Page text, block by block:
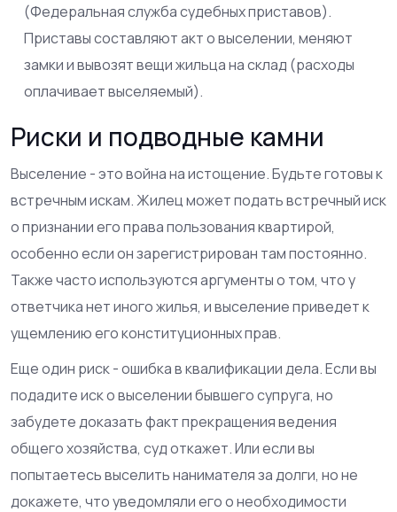
(Федеральная служба судебных приставов).
Приставы составляют акт о выселении, меняют
замки и вывозят вещи жильца на склад (расходы
оплачивает выселяемый).
Риски и подводные камни
Выселение - это война на истощение. Будьте готовы к
встречным искам. Жилец может подать встречный иск
о признании его права пользования квартирой,
особенно если он зарегистрирован там постоянно.
Также часто используются аргументы о том, что у
ответчика нет иного жилья, и выселение приведет к
ущемлению его конституционных прав.
Еще один риск - ошибка в квалификации дела. Если вы
подадите иск о выселении бывшего супруга, но
забудете доказать факт прекращения ведения
общего хозяйства, суд откажет. Или если вы
попытаетесь выселить нанимателя за долги, но не
докажете, что уведомляли его о необходимости